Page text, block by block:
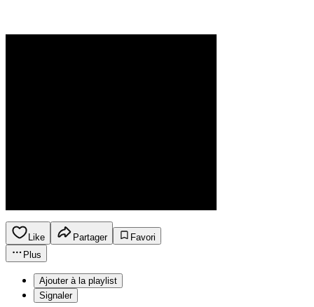
Like Partager
Favori
Plus
Ajouter à la playlist
Signaler